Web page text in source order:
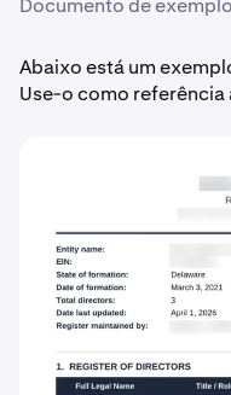
Documento de exemplo
Abaixo está um
Use-o como referência